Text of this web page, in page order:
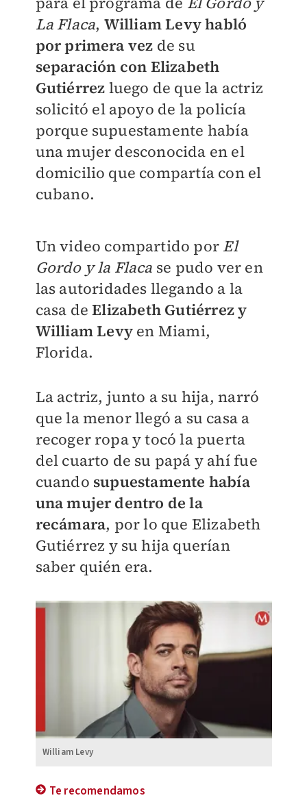
La Flaca, William Levy habló
por primera vez de su
separación con Elizabeth
Gutiérrez luego de que la actriz
solicitó el apoyo de la policía
porque supuestamente había
una mujer desconocida en el
domicilio ​que compartía con el
cubano.
Un video compartido por El
Gordo y la Flaca se pudo ver en
las autoridades llegando a la
casa deElizabeth Gutiérrez y
William Levy en Miami,
Florida.
La actriz, junto a su hija, narró
que la menor llegó a su casa a
recoger ropa y tocó la puerta
del cuarto de su papá y ahí fue
cuando supuestamente había
una mujer dentro de la
recámara, por lo que Elizabeth
Gutiérrez y su hija querían
saber quién era.
William Levy
Te recomendamos